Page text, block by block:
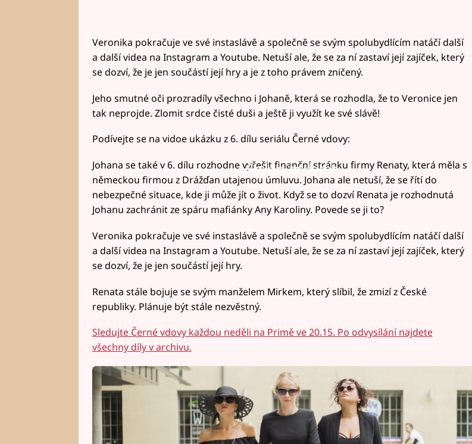
Veronika pokračuje ve své instaslávě a společně se svým spolubydlícím natáčí další
a další videa na Instagram a Youtube. Netuší ale, že se za ní zastaví její zajíček, který
se dozví, že je jen součástí její hry a je z toho právem zničený.
Jeho smutné oči prozradíly všechno i Johaně, která se rozhodla, že to Veronice jen
tak neprojde. Zlomit srdce čisté duši a ještě ji využít ke své slávě!
Podívejte se na vidoe ukázku z 6. dílu seriálu Černé vdovy:
Failed to fetch
Johana se také v 6. dílu rozhodne vyřešit finanční stránku firmy Renaty, která měla s
německou firmou z Drážďan utajenou úmluvu. Johana ale netuší, že se řítí do
nebezpečné situace, kde ji může jít o život. Když se to dozví Renata je rozhodnutá
Johanu zachránit ze spáru mafiánky Any Karoliny. Povede se ji to?
Veronika pokračuje ve své instaslávě a společně se svým spolubydlícím natáčí další
a další videa na Instagram a Youtube. Netuší ale, že se za ní zastaví její zajíček, který
se dozví, že je jen součástí její hry.
Renata stále bojuje se svým manželem Mirkem, který slíbil, že zmizí z České
republiky. Plánuje být stále nezvěstný.
Sledujte Černé vdovy každou neděli na Primě ve 20.15. Po odvysílání najdete
všechny díly v archivu.